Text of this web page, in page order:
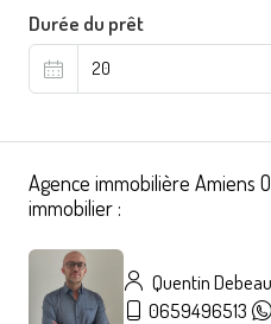
Durée du prêt
Agence immobilière Amiens
immobilier :
Quentin
0659496513